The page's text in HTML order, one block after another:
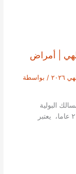
| أمراض
/ بواسطة
البولية
والبروستات في نيودلهي. مع خبرة أكثر من ٢٠ عاما، يعتبر